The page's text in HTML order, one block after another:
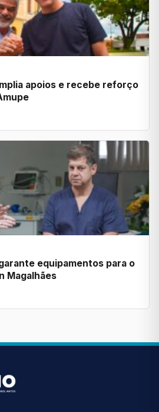
apoios e recebe reforço
equipamentos para o
Magalhães